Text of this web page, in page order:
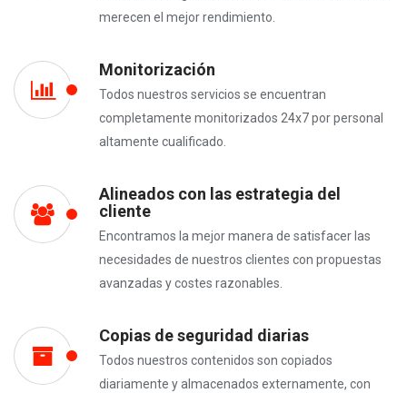
merecen el mejor rendimiento.
Monitorización
Todos nuestros servicios se encuentran
completamente monitorizados 24x7 por personal
altamente cualificado.
Alineados con las estrategia del
cliente
Encontramos la mejor manera de satisfacer las
necesidades de nuestros clientes con propuestas
avanzadas y costes razonables.
Copias de seguridad diarias
Todos nuestros contenidos son copiados
diariamente y almacenados externamente, con